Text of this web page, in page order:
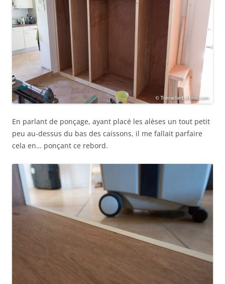
En parlant de ponçage, ayant placé les alèses un tout petit
peu au-dessus du bas des caissons, il me fallait parfaire
cela en… ponçant ce rebord.